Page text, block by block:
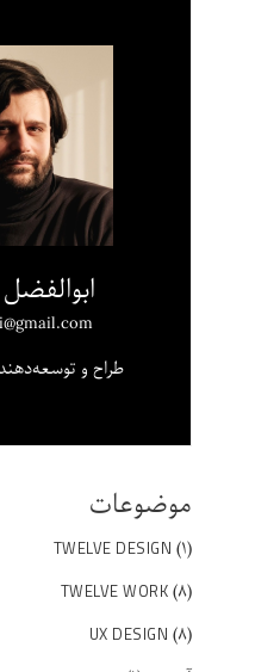
طراح و
موضوعات
TWELVE DESIGN (۱)
TWELVE WORK (۸)
UX DESIGN (۸)